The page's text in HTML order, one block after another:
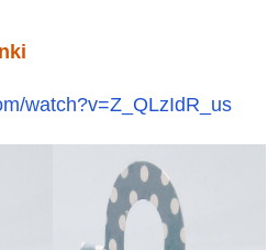
watch?v=Z_QLzIdR_us